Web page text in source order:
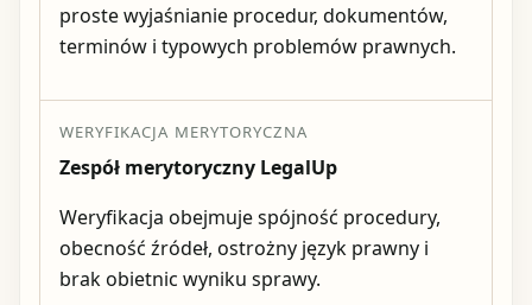
proste wyjaśnianie procedur, dokumentów,
terminów i typowych problemów prawnych.
WERYFIKACJA MERYTORYCZNA
Zespół merytoryczny LegalUp
Weryfikacja obejmuje spójność procedury,
obecność źródeł, ostrożny język prawny i
brak obietnic wyniku sprawy.